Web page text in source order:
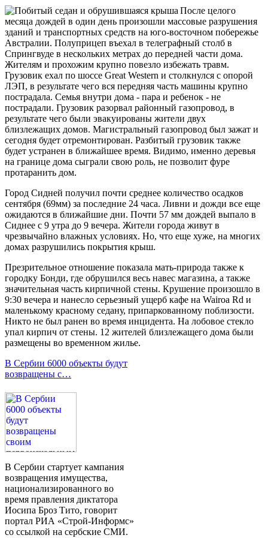
После целого
месяца дождей в один день произошли массовые разрушения
зданий и транспортных средств на юго-восточном побережье
Австралии. Полуприцеп въехал в телеграфный столб в
Спрингвуде в нескольких метрах до передней части дома.
Жителям и прохожим крупно повезло избежать травм.
Грузовик ехал по шоссе Great Western и столкнулся с опорой
ЛЭП, в результате чего вся передняя часть машины крупно
пострадала. Семья внутри дома - пара и ребенок - не
пострадали. Грузовик разорвал районный газопровод, в
результате чего были эвакуированы жители двух
близлежащих домов. Магистральный газопровод был зажат и
сегодня будет отремонтирован. Разбитый грузовик также
будет устранен в ближайшее время. Видимо, именно деревья
на границе дома сыграли свою роль, не позволит фуре
протаранить дом.
Город Сидней получил почти среднее количество осадков
сентября (69мм) за последние 24 часа. Ливни и дожди все еще
ожидаются в ближайшие дни. Почти 57 мм дождей выпало в
Сиднее с 9 утра до 9 вечера. Жители города живут в
чрезвычайно влажных условиях. Но, что еще хуже, на многих
домах разрушились покрытия крыш.
Презрительное отношение показала мать-природа также к
городку Бонди, где обрушился весь навес магазина, а также
значительная часть кирпичной стены. Крушение произошло в
9:30 вечера и нанесло серьезный ущерб кафе на Wairoa Rd и
маленькому красному седану, припаркованному поблизости.
Никто не был ранен во время инцидента. На лобовое стекло
упал кирпич от стены. 12 жителей близлежащего дома были
размещены во временном жилье.
В Сербии 6000 объекты будут
возвращены с…
В Сербии стартует кампания
возвращения имущества,
национализированного во
время правления диктатора
Иосипа Броз Тито, говорит
портал РИА «Строй-Информс»
со ссылкой на сербские СМИ.